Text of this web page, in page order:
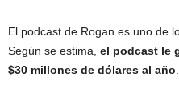
El podcast de Rogan es uno de
Según se estima, el podcast le
$30 millones de dólares al año